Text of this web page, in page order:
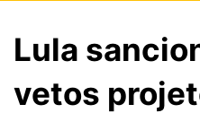
Lula
vetos